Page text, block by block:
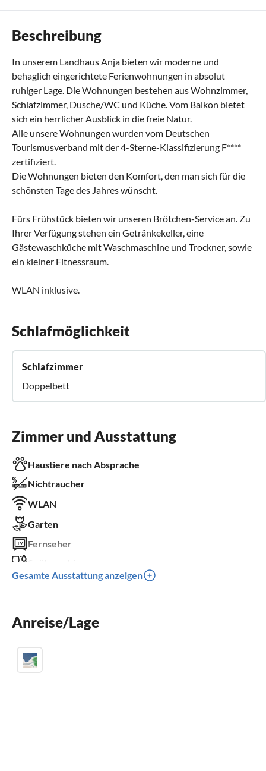
Beschreibung
In unserem Landhaus Anja bieten wir moderne und
behaglich eingerichtete Ferienwohnungen in absolut
ruhiger Lage. Die Wohnungen bestehen aus Wohnzimmer,
Schlafzimmer, Dusche/WC und Küche. Vom Balkon bietet
sich ein herrlicher Ausblick in die freie Natur.
Alle unsere Wohnungen wurden vom Deutschen
Tourismusverband mit der 4-Sterne-Klassifizierung F****
zertifiziert.
Die Wohnungen bieten den Komfort, den man sich für die
schönsten Tage des Jahres wünscht.
Fürs Frühstück bieten wir unseren Brötchen-Service an. Zu
Ihrer Verfügung stehen ein Getränkekeller, eine
Gästewaschküche mit Waschmaschine und Trockner, sowie
ein kleiner Fitnessraum.
WLAN inklusive.
Schlafmöglichkeit
Schlafzimmer
Doppelbett
Zimmer und Ausstattung
Haustiere nach Absprache
Nichtraucher
WLAN
Garten
Fernseher
Kinderbett
Gesamte Ausstattung anzeigen
Anreise/Lage